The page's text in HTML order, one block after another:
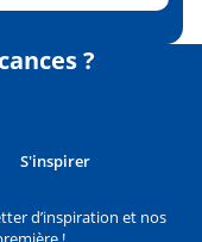
?
S'inspirer
d’inspiration et nos